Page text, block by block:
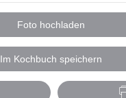
Foto hochladen
Im Kochbuch speichern